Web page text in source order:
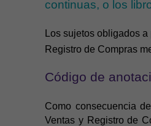
continuas, o los
Los sujetos obligados
Registro de Compras
Código de
Como consecuencia
Ventas y Registro de